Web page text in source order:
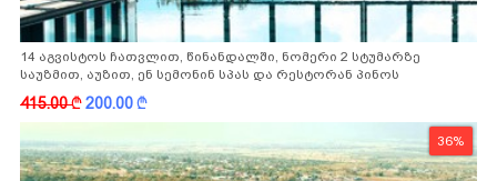
14 აგვისტოს ჩათვლით, წინანდალში, ნომერი 2 სტუმარზე
საუზმით, აუზით, ენ სემონინ სპას და რესტორან პინოს
ფასდაკლებით
415.00k200.00k
36%